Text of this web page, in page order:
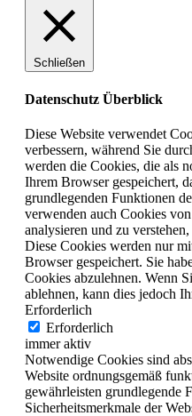
Schließen
Datenschutz Überblick
Diese Website verwendet
verbessern, während Sie
werden die Cookies, die als
Ihrem Browser gespeichert,
grundlegenden Funktionen
verwenden auch Cookies
analysieren und zu
Diese Cookies werden nur
Browser gespeichert. Sie
Cookies abzulehnen. Wenn
ablehnen, kann dies jedoch
Erforderlich
Erforderlich
immer aktiv
Notwendige Cookies sind
Website ordnungsgemäß
gewährleisten grundlegende
Sicherheitsmerkmale der